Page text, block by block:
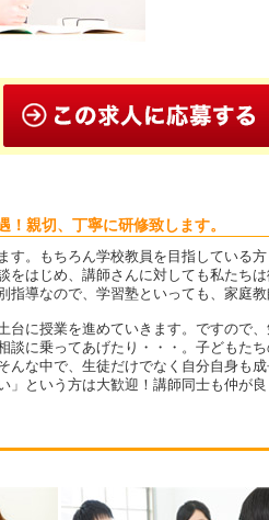
！親切、丁寧に研修致します。
す。もちろん学校教員を目指している
をはじめ、講師さんに対しても私たちは
指導なので、学習塾といっても、家庭教
台に授業を進めていきます。ですので
談に乗ってあげたり・・・。子どもた
んな中で、生徒だけでなく自分自身も
」という方は大歓迎！講師同士も仲が